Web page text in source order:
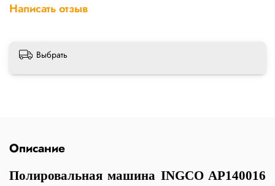
Написать отзыв
Выбрать
Описание
Полировальная машина INGCO AP140016